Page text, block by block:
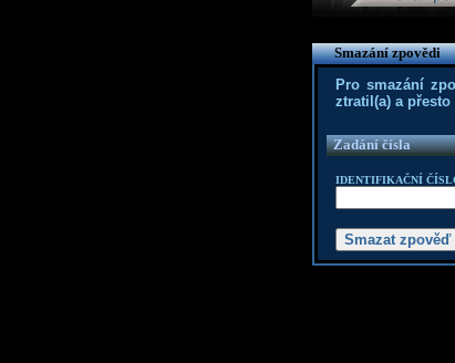
Smazání zpovědi
Pro smazání
ztratil(a) a
Zadání čísla
IDENTIFIKAČNÍ